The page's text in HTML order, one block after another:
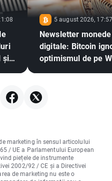
și
5 august 2026, 17:57
Newsletter monede
digitale: Bitcoin
optimismul de pe
revină?
marketing în sensul articolului
/ UE a Parlamentului European
piețele de instrumente
2002/92 / CE și a Directivei
de marketing nu este o